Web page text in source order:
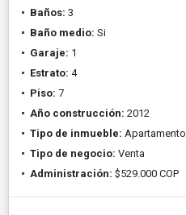
Baños: 3
Baño medio: Si
Garaje: 1
Estrato: 4
Piso: 7
Año construcción: 2012
Tipo de inmueble: Apartamento
Tipo de negocio: Venta
Administración: $529.000 COP